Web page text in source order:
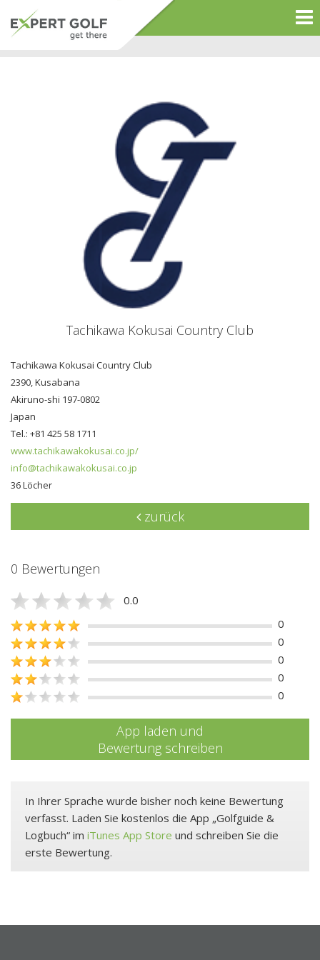
Tachikawa Kokusai Country Club
Tachikawa Kokusai Country Club
2390, Kusabana
Akiruno-shi 197-0802
Japan
Tel.: +81 425 58 1711
www.tachikawakokusai.co.jp/
info@tachikawakokusai.co.jp
36 Löcher
zurück
0 Bewertungen
0.0
0
0
0
0
0
App laden und
Bewertung schreiben
In Ihrer Sprache wurde bisher noch keine Bewertung
verfasst. Laden Sie kostenlos die App „Golfguide &
Logbuch“ im iTunes App Store und schreiben Sie die
erste Bewertung.